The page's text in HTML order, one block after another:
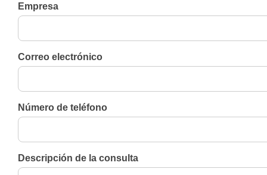
Empresa
Correo electrónico
Número de teléfono
Descripción de la consulta